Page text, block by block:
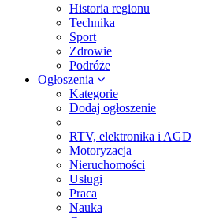
Historia regionu
Technika
Sport
Zdrowie
Podróże
Ogłoszenia
Kategorie
Dodaj ogłoszenie
RTV, elektronika i AGD
Motoryzacja
Nieruchomości
Usługi
Praca
Nauka